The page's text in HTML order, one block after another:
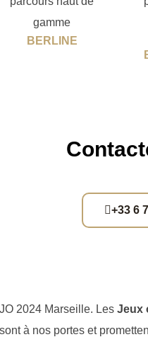
BERLINE
+33 6
JO 2024 Marseille. Les Jeux
sont à nos portes et